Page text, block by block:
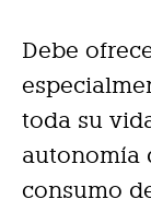
Debe
toda su
autonomía
consumo